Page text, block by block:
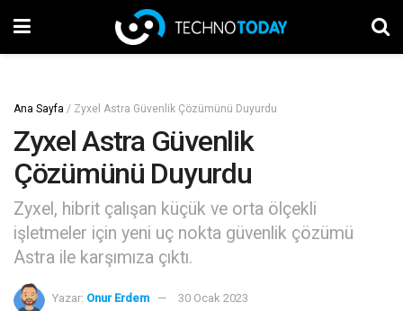
Ana Sayfa / Zyxel Astra Güvenlik Çözümünü Duyurdu
Zyxel Astra Güvenlik
Çözümünü Duyurdu
Zyxel, hibrit çalışan küçük ve orta ölçekli
işletmeler için yeni uç nokta güvenlik çözümü
Astra ile karşımıza çıktı.
Yazar: Onur Erdem 30 Ocak 2023